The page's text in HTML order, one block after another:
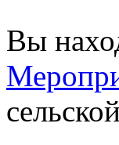
Вы